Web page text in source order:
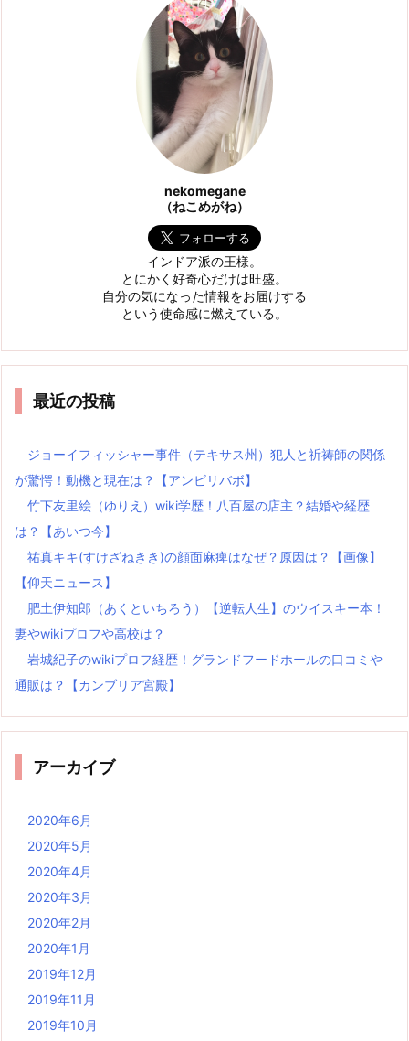
nekomegane
（ねこめがね）
インドア派の王様。
とにかく好奇心だけは旺盛。
自分の気になった情報をお届けする
という使命感に燃えている。
最近の投稿
ジョーイフィッシャー事件（テキサス州）犯人と祈祷師の関係
が驚愕！動機と現在は？【アンビリバボ】
竹下友里絵（ゆりえ）wiki学歴！八百屋の店主？結婚や経歴
は？【あいつ今】
祐真キキ(すけざねきき)の顔面麻痺はなぜ？原因は？【画像】
【仰天ニュース】
肥土伊知郎（あくといちろう）【逆転人生】のウイスキー本！
妻やwikiプロフや高校は？
岩城紀子のwikiプロフ経歴！グランドフードホールの口コミや
通販は？【カンブリア宮殿】
アーカイブ
2020年6月
2020年5月
2020年4月
2020年3月
2020年2月
2020年1月
2019年12月
2019年11月
2019年10月